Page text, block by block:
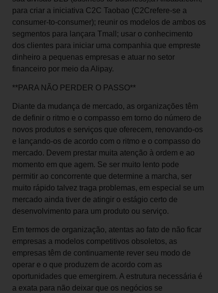
para criar a iniciativa C2C Taobao (C2Crefere-se a
consumer-to-consumer); reunir os modelos de ambos os
segmentos para lançara Tmall; usar o conhecimento
dos clientes para iniciar uma companhia que empreste
dinheiro a pequenas empresas e atuar no setor
financeiro por meio da Alipay.
**PARA NÃO PERDER O PASSO**
Diante da mudança de mercado, as organizações têm
de definir o ritmo e o compasso em torno do número de
novos produtos e serviços que oferecem, renovando-os
e lançando-os de acordo com o ritmo e o compasso do
mercado. Devem prestar muita atenção à ordem e ao
momento em que agem. Se ser muito lento pode
permitir ao concorrente que determine a marcha, ser
muito rápido talvez traga problemas, em especial se um
mercado ainda tiver de atingir o estágio certo de
desenvolvimento para um produto ou serviço.
Em termos de organização, atentas ao fato de não ficar
empresas a modelos competitivos obsoletos, as
empresas têm de continuamente rever seu modo de
operar e o que produzem de acordo com as
oportunidades que emergirem. A estrutura necessária é
a exata para não deixar que os negócios se